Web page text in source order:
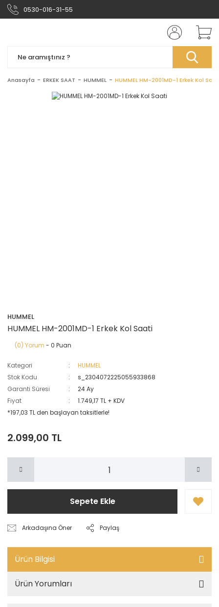
0530-016-31-55
Anasayfa ERKEK SAAT HUMMEL HUMMEL HM-2001MD-1 Erkek Kol
HUMMEL
HUMMEL HM-2001MD-1 Erkek Kol Saati
(0) Yorum - 0 Puan
Kategori
HUMMEL
Stok Kodu
s_2304072225055933868
Garanti Süresi
24 Ay
Fiyat
1.749,17 TL + KDV
*197,03 TL den başlayan taksitlerle!
2.099,00 TL
Sepete Ekle
Arkadaşına Öner Paylaş
Ürün Bilgisi
Ürün Yorumları